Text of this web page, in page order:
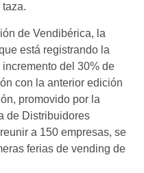
de Vendibérica, la
está registrando la
del 30% de
con la anterior edición
promovido por la
de Distribuidores
a 150 empresas, se
ferias de vending de